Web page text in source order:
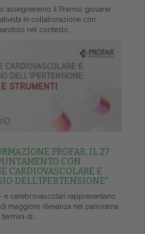
assegneremo il Premio giovane
in collaborazione con
nel contesto...
PROFAR, IL 27
CON
CARDIOVASCOLARE E
DELL’IPERTENSIONE”
e cerebrovascolari rappresentano
maggiore rilevanza nel panorama
di...